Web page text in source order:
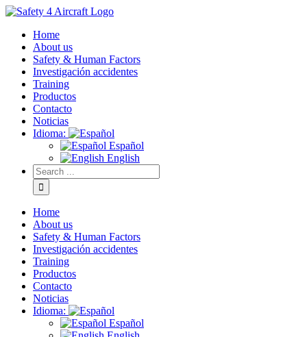
Home
About us
Safety & Human Factors
Investigación accidentes
Training
Productos
Contacto
Noticias
Idioma:
Español
English
Home
About us
Safety & Human Factors
Investigación accidentes
Training
Productos
Contacto
Noticias
Idioma:
Español